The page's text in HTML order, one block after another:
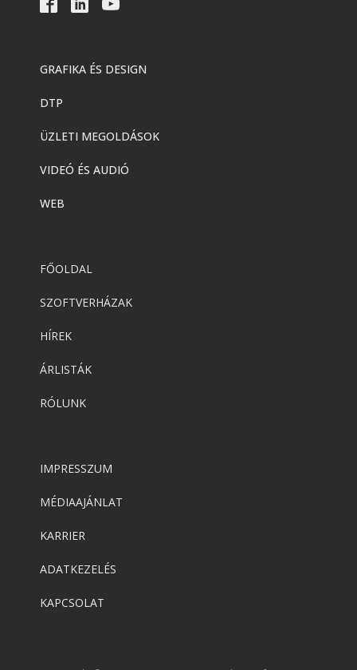
GRAFIKA ÉS DESIGN
DTP
ÜZLETI MEGOLDÁSOK
VIDEÓ ÉS AUDIÓ
WEB
FŐOLDAL
SZOFTVERHÁZAK
HÍREK
ÁRLISTÁK
RÓLUNK
IMPRESSZUM
MÉDIAAJÁNLAT
KARRIER
ADATKEZELÉS
KAPCSOLAT